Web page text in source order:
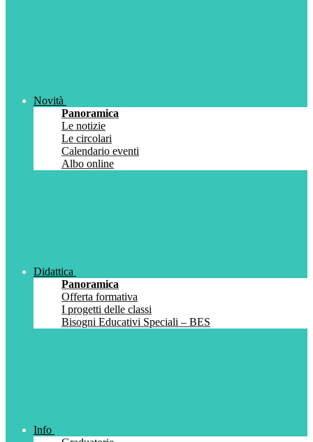
Novità
Panoramica
Le notizie
Le circolari
Calendario eventi
Albo online
Didattica
Panoramica
Offerta formativa
I progetti delle classi
Bisogni Educativi Speciali – BES
Info